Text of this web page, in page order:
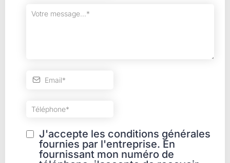
J'accepte les conditions générales
fournies par l'entreprise. En
fournissant mon numéro de